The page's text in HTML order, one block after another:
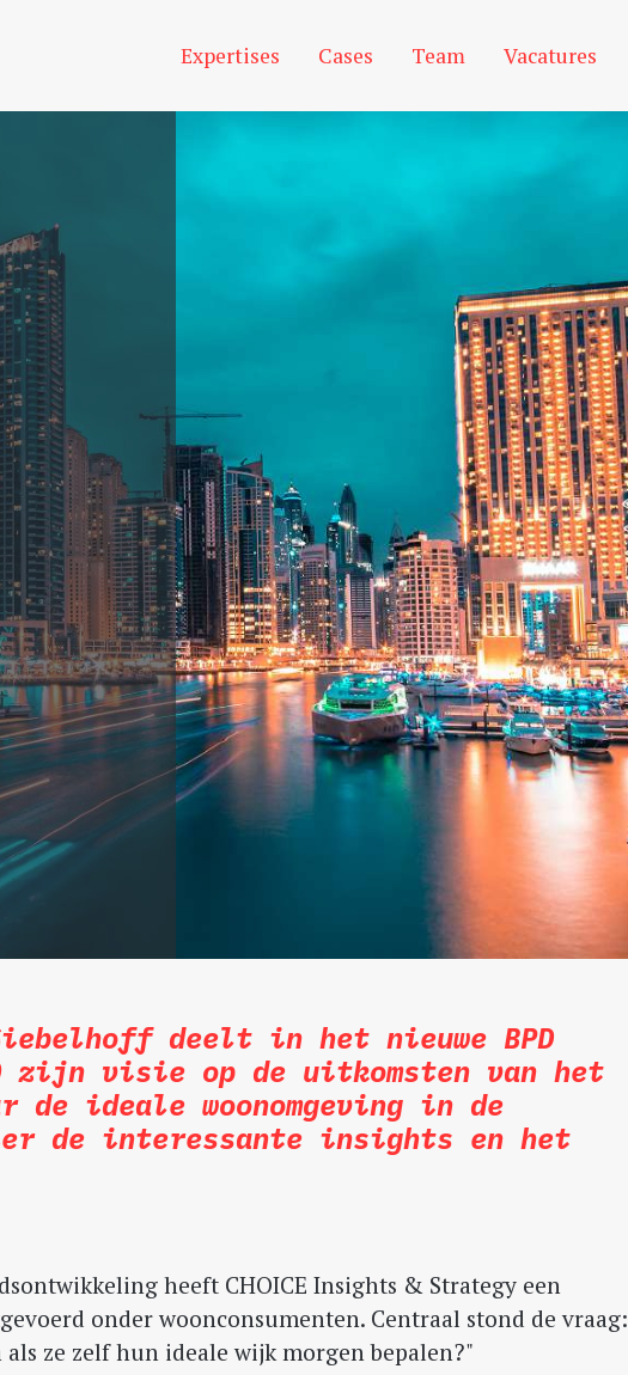
Expertises Cases Team Vacatures
deelt in het nieuwe BPD
zijn visie op de uitkomsten van het
de ideale woonomgeving in de
de interessante insights en het
heeft CHOICE Insights & Strategy een
onder woonconsumenten. Centraal stond de vraag:
ze zelf hun ideale wijk morgen bepalen?"